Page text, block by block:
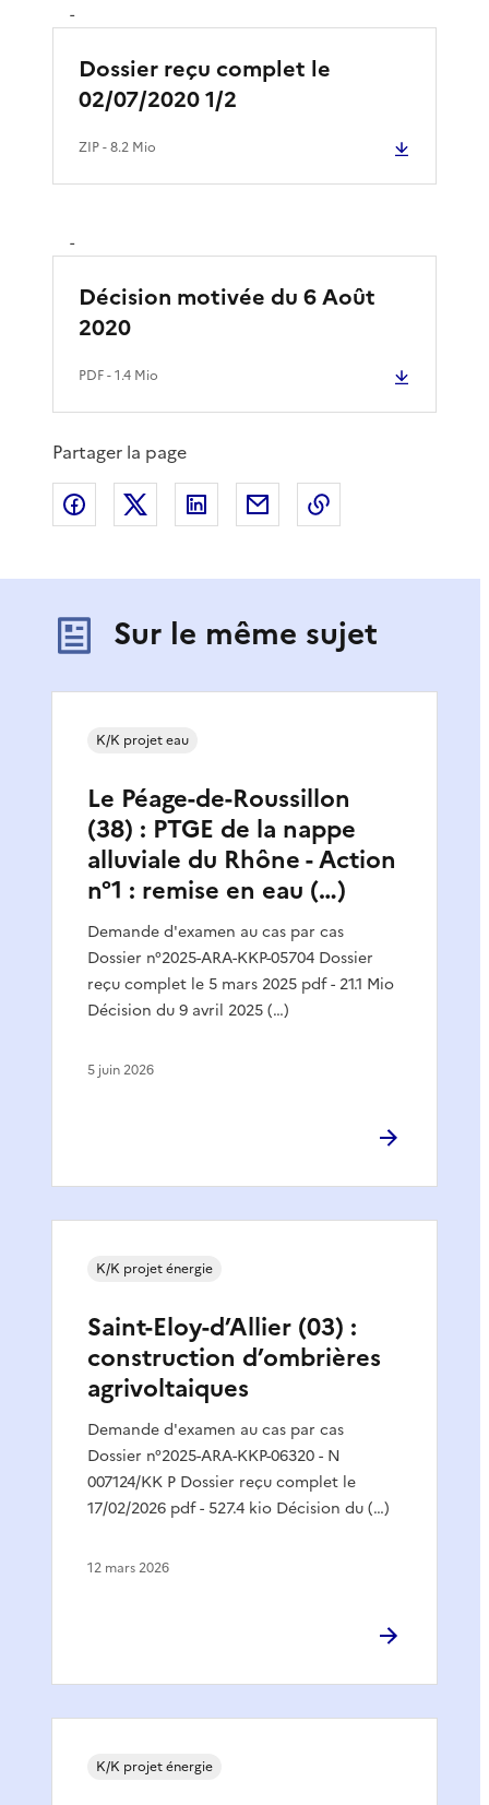
-
Dossier reçu complet le
02/07/2020 1/2
ZIP- 8.2 Mio
-
Décision motivée du 6 Août
2020
PDF- 1.4 Mio
Partager la page
Partager sur Facebook
Partager sur XPartager sur LinkedIn
Partager par email
Sur le même sujet
Le Péage-de-Roussillon
(38) : PTGE de la nappe
alluviale du Rhône - Action
n°1 : remise en eau (…)
Demande d'examen au cas par cas
Dossier n°2025-ARA-KKP-05704 Dossier
reçu complet le 5 mars 2025 pdf - 21.1 Mio
Décision du 9 avril 2025 (…)
K/K projet eau
5 juin 2026
Saint-Eloy-d’Allier (03) :
construction d’ombrières
agrivoltaiques
Demande d'examen au cas par cas
Dossier n°2025-ARA-KKP-06320 - N
007124/KK P Dossier reçu complet le
17/02/2026 pdf - 527.4 kio Décision du (…)
K/K projet énergie
12 mars 2026
K/K projet énergie